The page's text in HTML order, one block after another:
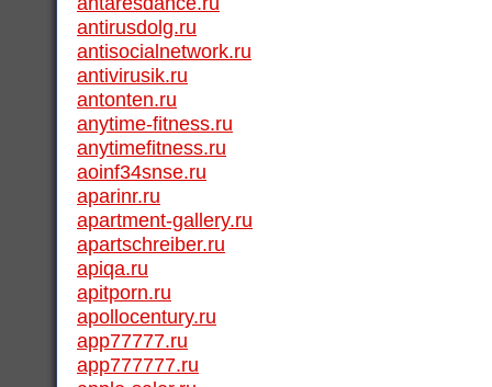
antirusdolg.ru
antisocialnetwork.ru
antivirusik.ru
antonten.ru
anytime-fitness.ru
anytimefitness.ru
aoinf34snse.ru
aparinr.ru
apartment-gallery.ru
apartschreiber.ru
apiqa.ru
apitporn.ru
apollocentury.ru
app77777.ru
app777777.ru